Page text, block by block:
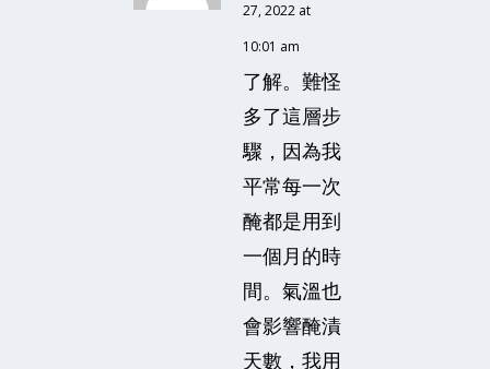
27, 2022 at
10:01 am
了解。難怪
多了這層步
驟，因為我
平常每一次
醃都是用到
一個月的時
間。氣溫也
會影響醃漬
天數，我用